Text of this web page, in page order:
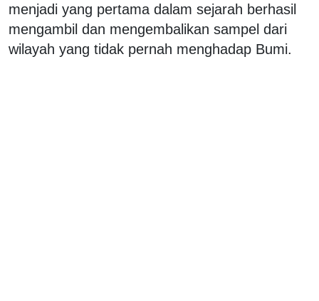
menjadi yang pertama dalam sejarah berhasil
mengambil dan mengembalikan sampel dari
wilayah yang tidak pernah menghadap Bumi.